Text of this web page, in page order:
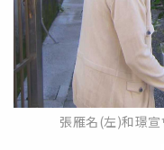
張雁名(左)和璟宣